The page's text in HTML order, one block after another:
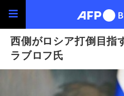
西側がロシア打倒目指
ラブロフ氏